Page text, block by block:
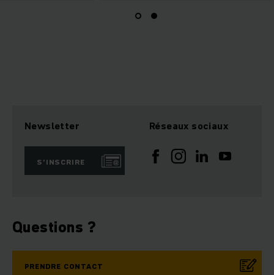
Newsletter
S’INSCRIRE
Réseaux sociaux
Questions ?
PRENDRE CONTACT